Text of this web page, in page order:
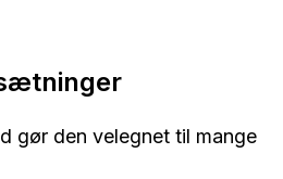
gør den velegnet til mange